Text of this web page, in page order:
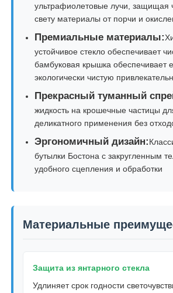
О Компании
Наша фабрика
контроль качества
контактные данные
Отправить запрос
Косметическая бутылка
ультрафиолетовые лучи, защищая
свету материалы от порчи и
Премиальные материалы:
устойчивое стекло обеспечивает
бамбуковая крышка обеспечивает
экологически чистую
Прекрасный туманный
жидкость на крошечные частицы
деликатного применения без
Эргономичный дизайн:
бутылки Бостона с закругленным
удобного сцепления и обработки
Материальные
Защита из янтарного стекла
Удлиняет срок годности